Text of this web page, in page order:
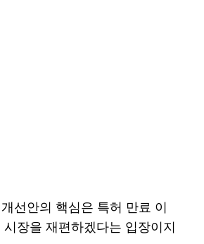
선안의 핵심은 특허 만료 이
장을 재편하겠다는 입장이지